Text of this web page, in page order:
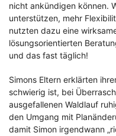
nicht ankündigen können.
unterstützen, mehr
nutzten dazu eine
lösungsorientierten
und das fast täglich!
Simons Eltern erklärten
schwierig ist, bei
ausgefallenen Waldlauf
den Umgang mit
damit Simon irgendwann